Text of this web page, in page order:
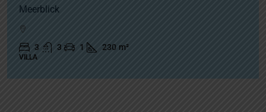
Meerblick
3 3 1 230 m²
VILLA